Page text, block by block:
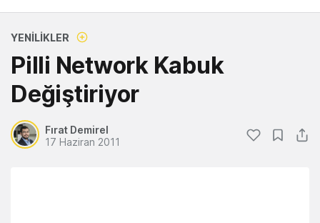
YENILIKLER
Pilli Network Kabuk
Değiştiriyor
Fırat Demirel
17 Haziran 2011